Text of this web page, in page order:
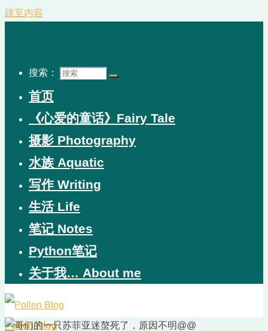
跳至内容
搜索：
首页
《心爱的童话》Fairy Tale
摄影 Photography
水族 Aquatic
写作 Writing
生活 Life
笔记 Notes
Python笔记
关于我… About me
Pollen Blog